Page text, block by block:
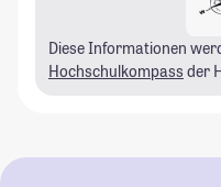
Diese Informationen
Hochschulkompass der